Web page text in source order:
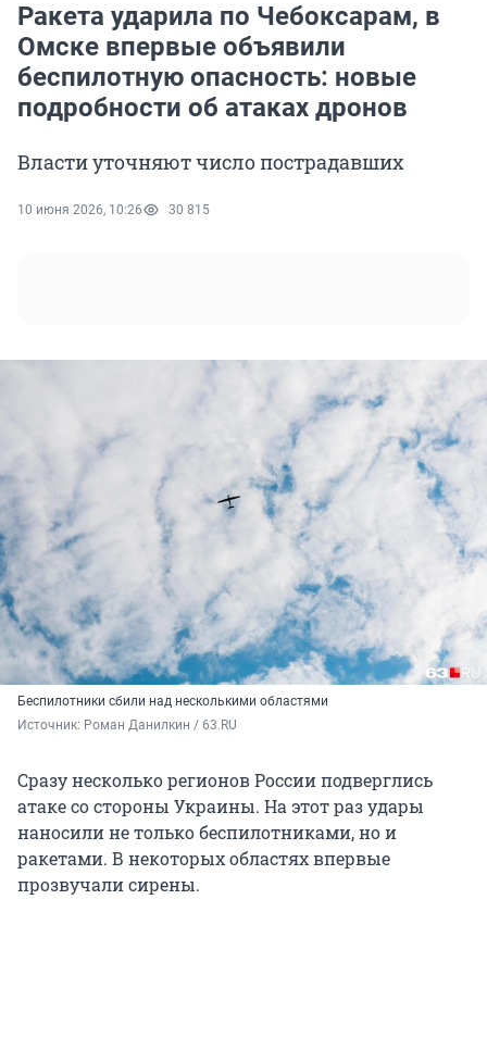
Ракета ударила по Чебоксарам, в
Омске впервые объявили
беспилотную опасность: новые
подробности об атаках дронов
Власти уточняют число пострадавших
10 июня 2026, 10:26 30 815
Беспилотники сбили над несколькими областями
Источник: Роман Данилкин / 63.RU
Сразу несколько регионов России подверглись
атаке со стороны Украины. На этот раз удары
наносили не только беспилотниками, но и
ракетами. В некоторых областях впервые
прозвучали сирены.